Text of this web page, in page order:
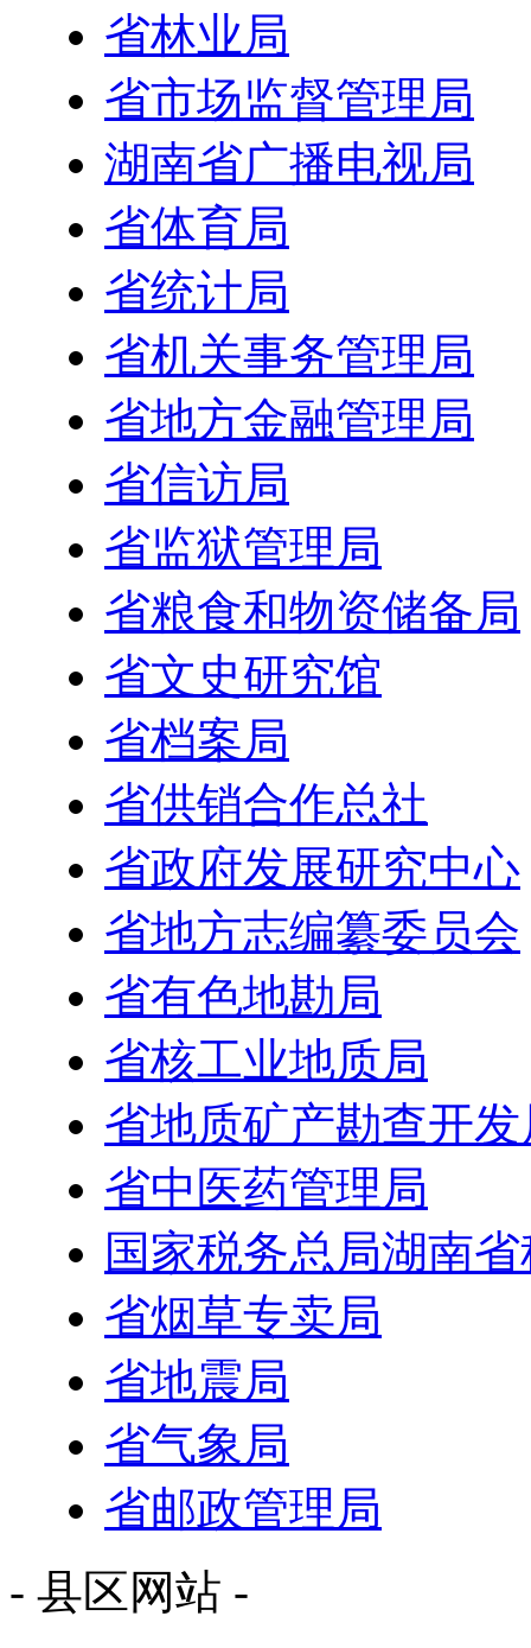
省林业局
省市场监督管理局
湖南省广播电视局
省体育局
省统计局
省机关事务管理局
省地方金融管理局
省信访局
省监狱管理局
省粮食和物资储备局
省文史研究馆
省档案局
省供销合作总社
省政府发展研究中心
省地方志编纂委员会
省有色地勘局
省核工业地质局
省地质矿产勘查开发
省中医药管理局
国家税务总局湖南
省烟草专卖局
省地震局
省气象局
省邮政管理局
- 县区网站 -